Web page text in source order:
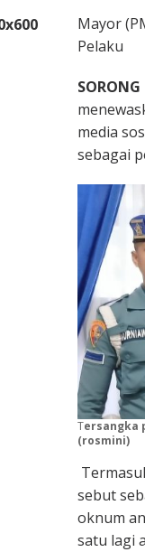
Mayor
Pelaku
SORONG
media
sebagai
Tersangka
(rosmini)
sebut
oknum
satu lagi